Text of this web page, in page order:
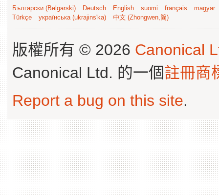
Български (Bəlgarski) Deutsch English suomi français
magyar
Türkçe
українська (ukrajins'ka) 中文 (Zhongwen,简)
版權所有 © 2026 Canonical
Canonical Ltd. 的一個註冊商
Report a bug on this site.